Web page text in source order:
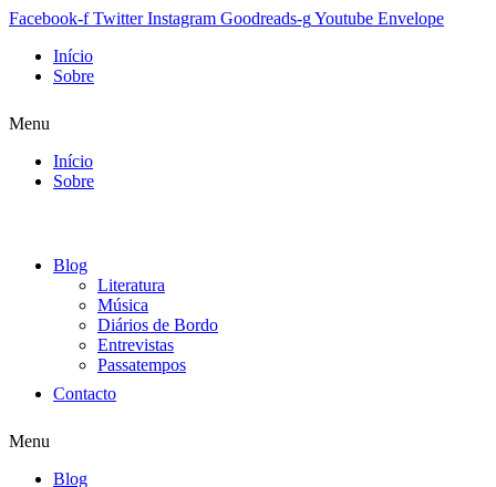
Facebook-f Twitter Instagram Goodreads-gYoutube Envelope
Início
Sobre
Menu
Início
Sobre
Blog
Literatura
Música
Diários de Bordo
Entrevistas
Passatempos
Contacto
Menu
Blog